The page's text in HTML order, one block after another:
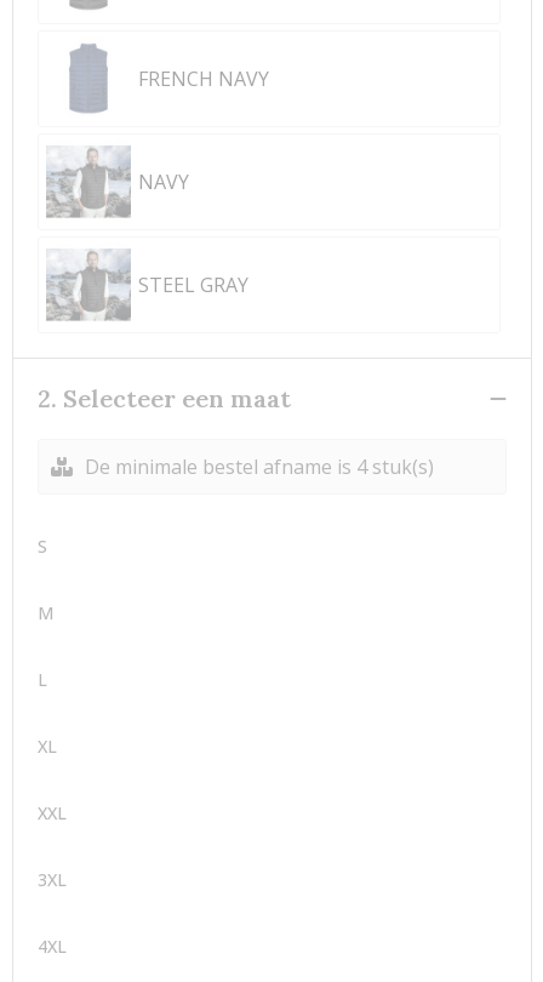
FRENCH NAVY
NAVY
STEEL GRAY
2. Selecteer een maat
De minimale bestel afname is 4 stuk(s)
S
M
L
XL
XXL
3XL
4XL